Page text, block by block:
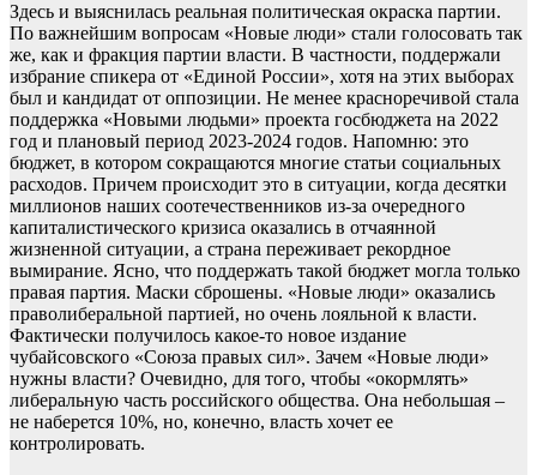
Здесь и выяснилась реальная политическая окраска партии.
По важнейшим вопросам «Новые люди» стали голосовать так
же, как и фракция партии власти. В частности, поддержали
избрание спикера от «Единой России», хотя на этих выборах
был и кандидат от оппозиции. Не менее красноречивой стала
поддержка «Новыми людьми» проекта госбюджета на 2022
год и плановый период 2023-2024 годов. Напомню: это
бюджет, в котором сокращаются многие статьи социальных
расходов. Причем происходит это в ситуации, когда десятки
миллионов наших соотечественников из-за очередного
капиталистического кризиса оказались в отчаянной
жизненной ситуации, а страна переживает рекордное
вымирание. Ясно, что поддержать такой бюджет могла только
правая партия. Маски сброшены. «Новые люди» оказались
праволиберальной партией, но очень лояльной к власти.
Фактически получилось какое-то новое издание
чубайсовского «Союза правых сил». Зачем «Новые люди»
нужны власти? Очевидно, для того, чтобы «окормлять»
либеральную часть российского общества. Она небольшая –
не наберется 10%, но, конечно, власть хочет ее
контролировать.